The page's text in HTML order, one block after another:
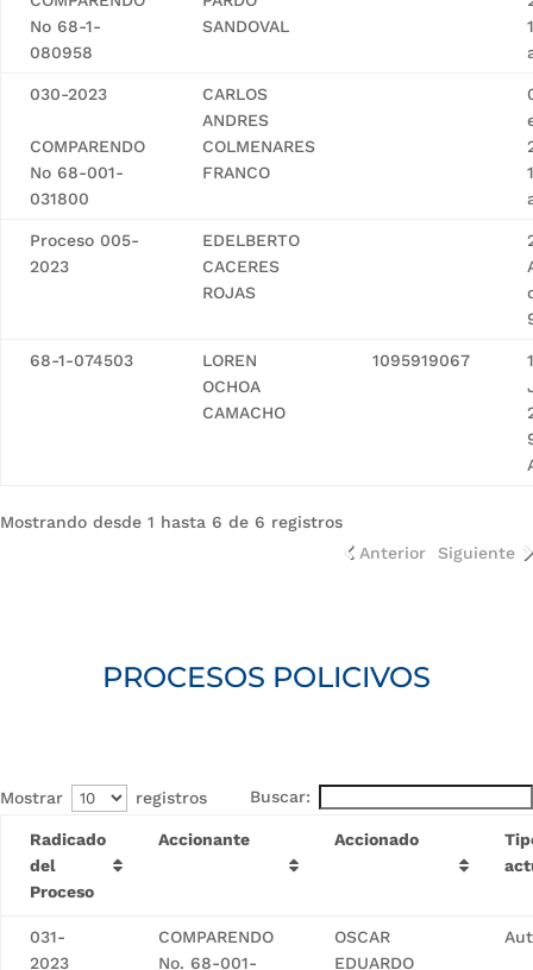
No 68-1-
080958
SANDOVAL
030-2023
COMPARENDO
No 68-001-
031800
CARLOS
ANDRES
COLMENARES
FRANCO
Proceso 005-
2023
EDELBERTO
CACERES
ROJAS
68-1-074503
LOREN
OCHOA
CAMACHO
1095919067
Mostrando desde 1 hasta 6 de 6 registros
Anterior
Siguiente
PROCESOS POLICIVOS
Mostrar registros Buscar:
Radicado
del
Proceso
Accionante Accionado
031-
2023
COMPARENDO
No. 68-001-
OSCAR
EDUARDO